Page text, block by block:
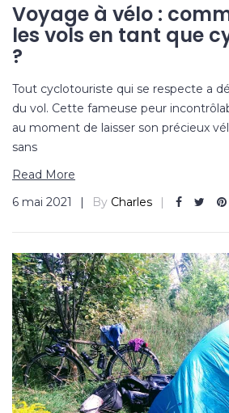
Voyage à vélo :
les vols en tant que
?
Tout cyclotouriste qui se respecte a
du vol. Cette fameuse peur
au moment de laisser son précieux
sans
Read More
6 mai 2021
By Charles